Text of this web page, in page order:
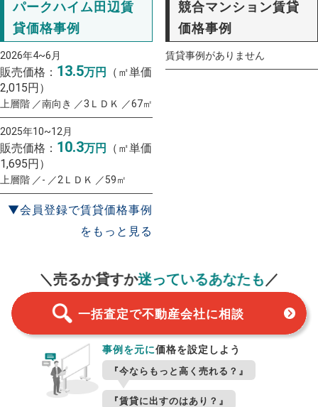
パークハイム田辺賃
貸価格事例
2026年4~6月
販売価格： 13.5万円
（㎡単価
2,015円）
上層階 ／南向き ／3ＬＤＫ ／67㎡
2025年10~12月
販売価格： 10.3万円
（㎡単価
1,695円）
上層階 ／- ／2ＬＤＫ ／59㎡
▼会員登録で賃貸価格事例
をもっと見る
競合マンション賃貸
価格事例
賃貸事例がありません
＼売るか貸すか迷っているあなたも／
一括査定で不動産会社に相談
事例を元に価格を設定しよう
『今ならもっと高く売れる？』
『賃貸に出すのはあり？』